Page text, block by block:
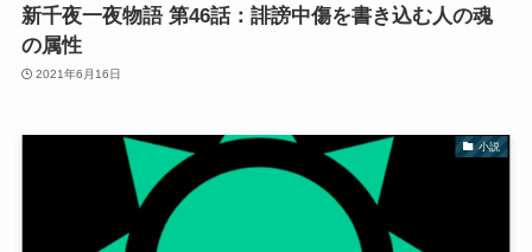
新千夜一夜物語 第46話：誹謗中傷を書き込む人の魂
の属性
2021年6月16日
小説